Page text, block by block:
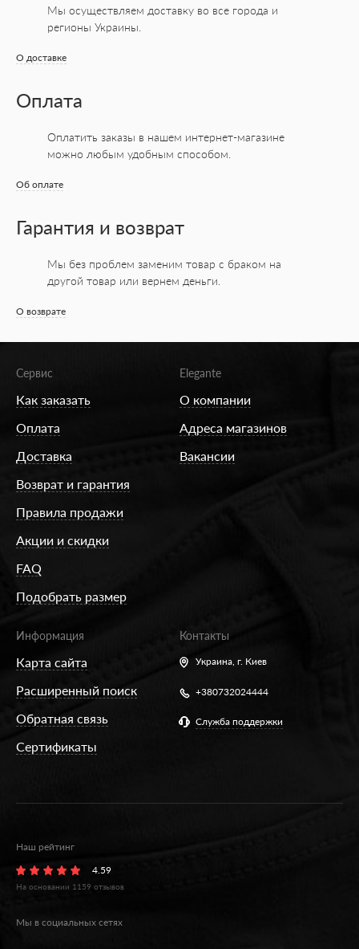
Мы осуществляем доставку во все города и
регионы Украины.
О доставке
Оплата
Оплатить заказы в нашем интернет-магазине
можно любым удобным способом.
Об оплате
Гарантия и возврат
Мы без проблем заменим товар с браком на
другой товар или вернем деньги.
О возврате
Сервис
Как заказать
Оплата
Доставка
Возврат и гарантия
Правила продажи
Акции и скидки
FAQ
Подобрать размер
Elegante
О компании
Адреса магазинов
Вакансии
Информация
Карта сайта
Расширенный поиск
Обратная связь
Сертификаты
Контакты
Украина, г. Киев
+380732024444
Служба поддержки
Наш рейтинг
4.59
На основании 1159 отзывов
Мы в социальных сетях